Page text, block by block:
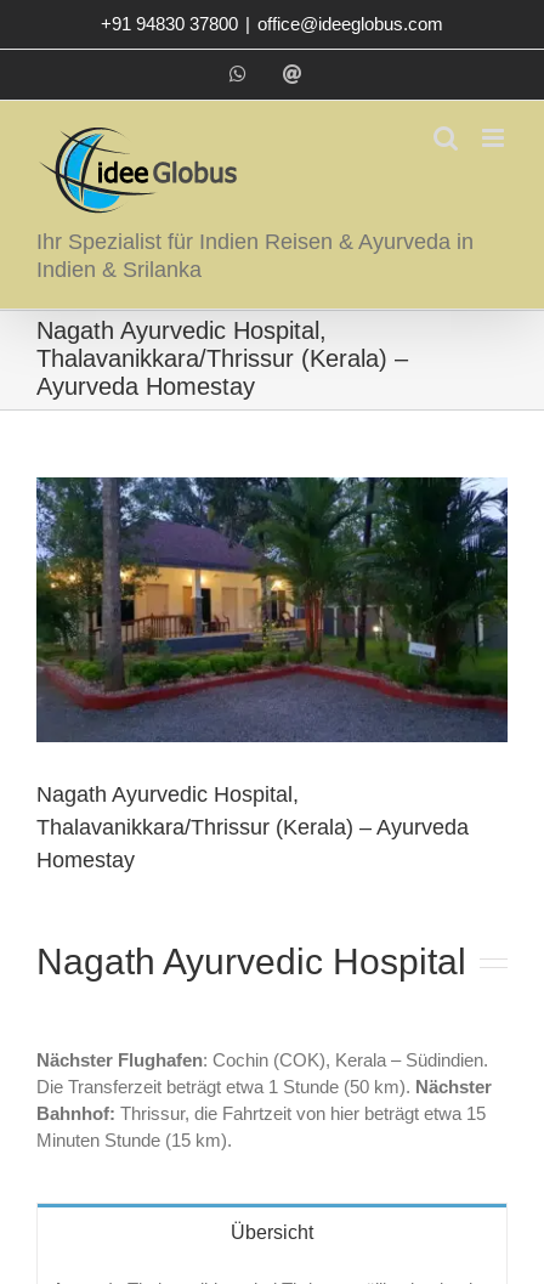
+91 94830 37800 | office@ideeglobus.com
WhatsApp
Ihr Spezialist für Indien Reisen & Ayurveda in
Indien & Srilanka
Nagath Ayurvedic Hospital,
Thalavanikkara/Thrissur (Kerala) –
Ayurveda Homestay
Zeige
grösseres
Bild
Nagath Ayurvedic Hospital,
Thalavanikkara/Thrissur (Kerala) – Ayurveda
Homestay
Nagath Ayurvedic Hospital
Nächster Flughafen: Cochin (COK), Kerala – Südindien.
Die Transferzeit beträgt etwa 1 Stunde (50 km). Nächster
Bahnhof: Thrissur, die Fahrtzeit von hier beträgt etwa 15
Minuten Stunde (15 km).
Übersicht